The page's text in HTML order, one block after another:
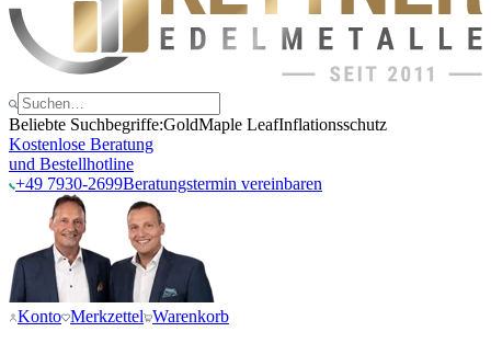
Beliebte Suchbegriffe:GoldMaple LeafInflationsschutz
Kostenlose Beratung
und Bestellhotline
+49 7930-2699Beratungstermin vereinbaren
Konto Merkzettel Warenkorb